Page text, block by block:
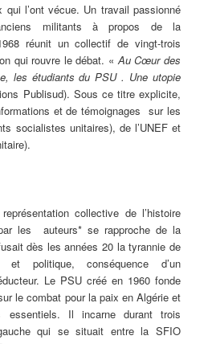
qui l’ont vécue. Un travail passionné
militants à propos de la
réunit un collectif de vingt-trois
qui rouvre le débat. «Au Cœur des
les étudiants du PSU . Une utopie
Publisud). Sous ce titre explicite,
et de témoignages sur les
socialistes unitaires), de l’UNEF et
collective de l’histoire
les auteurs* se rapproche de la
dès les années 20 la tyrannie de
et politique, conséquence d’un
Le PSU créé en 1960 fonde
le combat pour la paix en Algérie et
Il incarne durant trois
qui se situait entre la SFIO